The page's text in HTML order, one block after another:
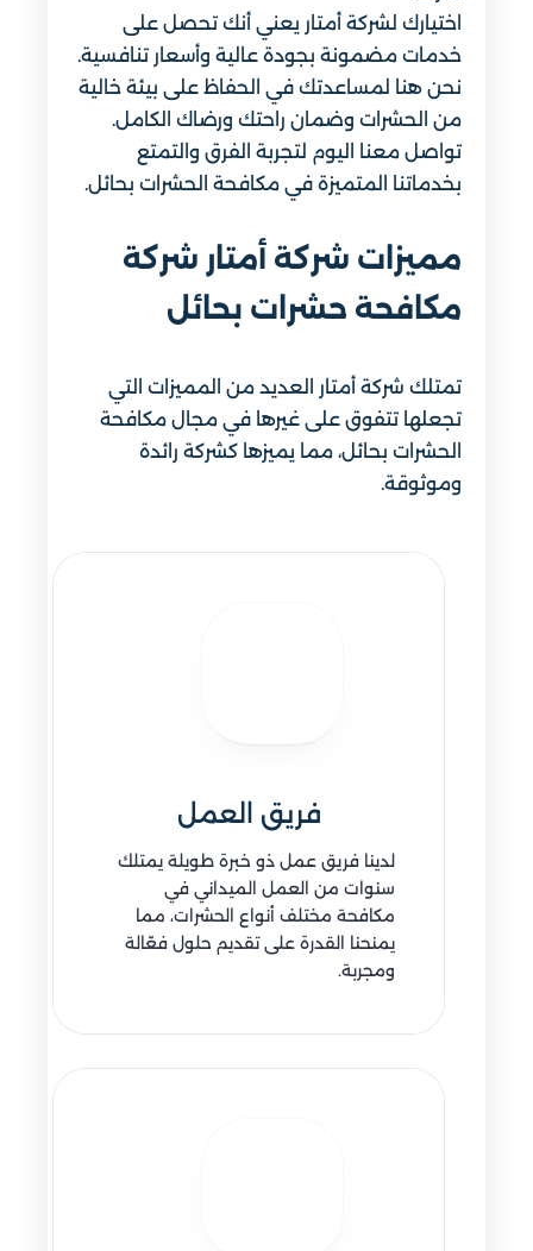
اختيارك لشركة أمتار يعني أنك تحصل على
خدمات مضمونة بجودة عالية وأسعار تنافسية.
نحن هنا لمساعدتك في الحفاظ على بيئة خالية
من الحشرات وضمان راحتك ورضاك الكامل.
تواصل معنا اليوم لتجربة الفرق والتمتع
بخدماتنا المتميزة في مكافحة الحشرات بحائل.
مميزات شركة أمتار شركة
مكافحة حشرات بحائل
تمتلك شركة أمتار العديد من المميزات التي
تجعلها تتفوق على غيرها في مجال مكافحة
الحشرات بحائل، مما يميزها كشركة رائدة
وموثوقة.
فريق العمل
لدينا فريق عمل ذو خبرة طويلة يمتلك
سنوات من العمل الميداني في
مكافحة مختلف أنواع الحشرات، مما
يمنحنا القدرة على تقديم حلول فعّالة
ومجربة.